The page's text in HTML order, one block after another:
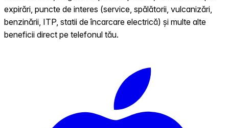
expirări, puncte de interes (service, spălătorii, vulcanizări,
benzinării, ITP, statii de încarcare electrică) și multe alte
beneficii direct pe telefonul tău.